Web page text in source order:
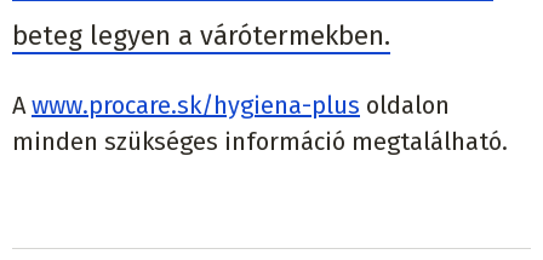
beteg legyen a várótermekben.
Awww.procare.sk/hygiena-plus oldalon
minden szükséges információ megtalálható.